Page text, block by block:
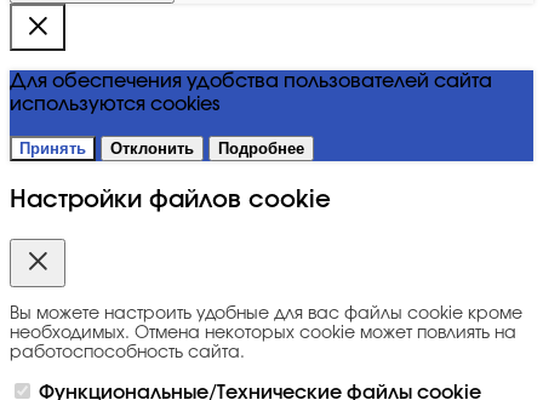
Для обеспечения удобства пользователей сайта
используются cookies
Принять Отклонить Подробнее
Настройки файлов cookie
Вы можете настроить удобные для вас файлы cookie кроме
необходимых. Отмена некоторых cookie может повлиять на
работоспособность сайта.
Функциональные/Технические файлы cookie